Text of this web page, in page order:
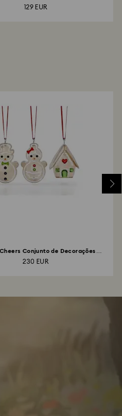
129 EUR
Conjunto de Decorações
Bonecos...
230 EUR